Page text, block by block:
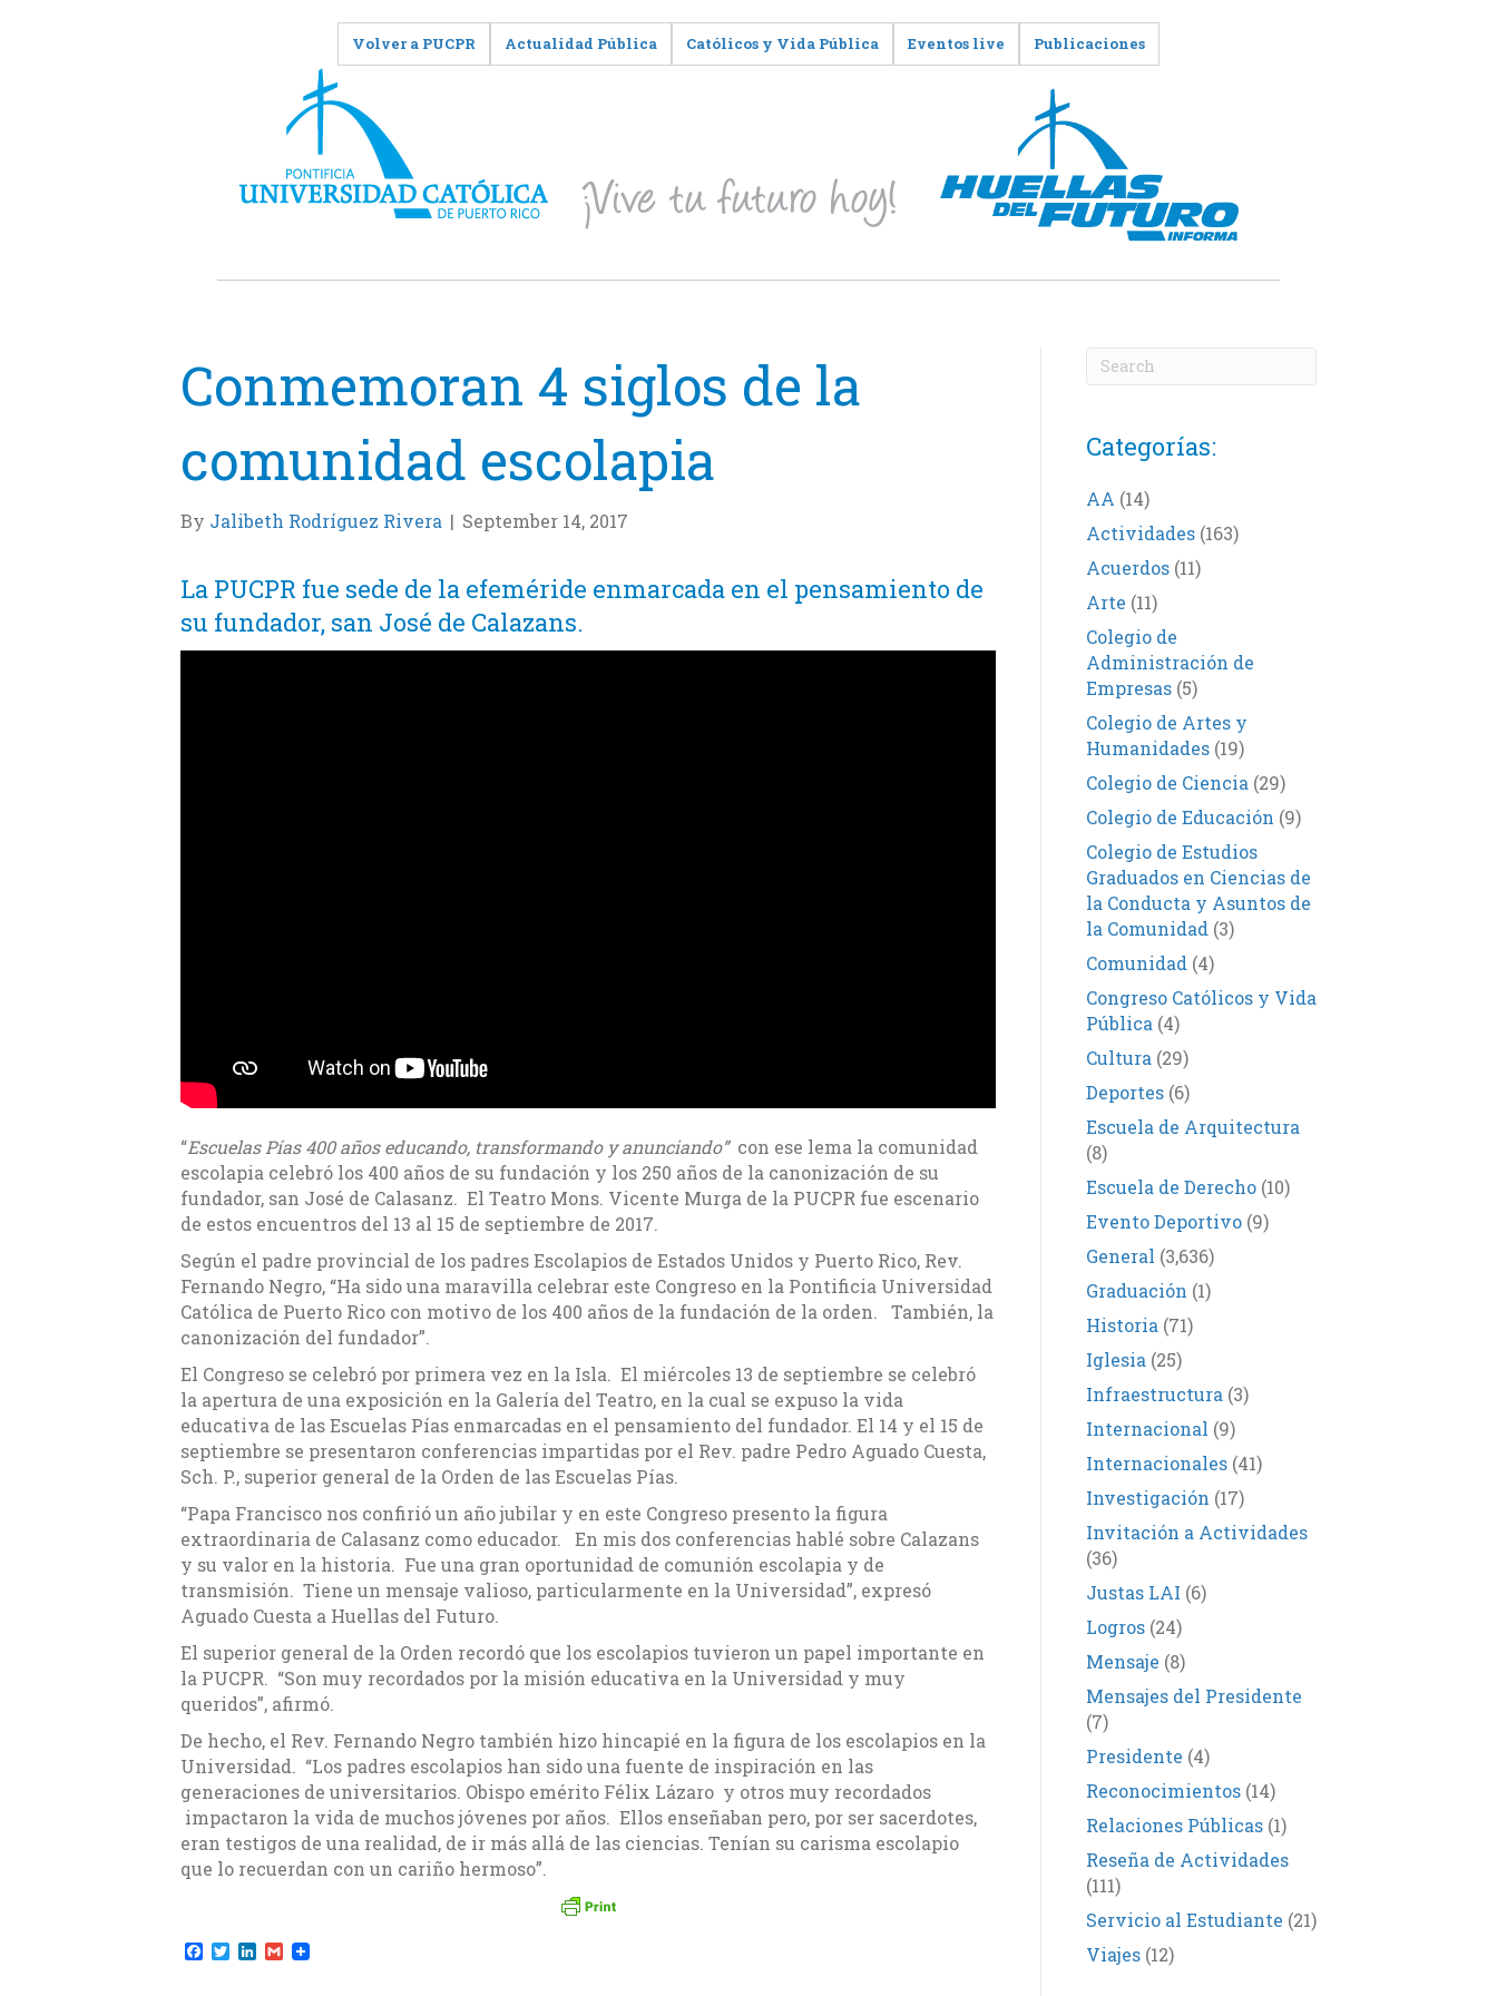
Volver a PUCPR Actualidad Pública Católicos y Vida Pública Eventos live Publicaciones
Conmemoran 4 siglos de la
comunidad escolapia
By Jalibeth Rodríguez Rivera | September 14, 2017
La PUCPR fue sede de la efeméride enmarcada en el pensamiento de
su fundador, san José de Calazans.
“Escuelas Pías 400 años educando, transformando y anunciando” con ese lema la comunidad
escolapia celebró los 400 años de su fundación y los 250 años de la canonización de su
fundador, san José de Calasanz. El Teatro Mons. Vicente Murga de la PUCPR fue escenario
de estos encuentros del 13 al 15 de septiembre de 2017.
Según el padre provincial de los padres Escolapios de Estados Unidos y Puerto Rico, Rev.
Fernando Negro, “Ha sido una maravilla celebrar este Congreso en la Pontificia Universidad
Católica de Puerto Rico con motivo de los 400 años de la fundación de la orden. También, la
canonización del fundador”.
El Congreso se celebró por primera vez en la Isla. El miércoles 13 de septiembre se celebró
la apertura de una exposición en la Galería del Teatro, en la cual se expuso la vida
educativa de las Escuelas Pías enmarcadas en el pensamiento del fundador. El 14 y el 15 de
septiembre se presentaron conferencias impartidas por el Rev. padre Pedro Aguado Cuesta,
Sch. P., superior general de la Orden de las Escuelas Pías.
“Papa Francisco nos confirió un año jubilar y en este Congreso presento la figura
extraordinaria de Calasanz como educador. En mis dos conferencias hablé sobre Calazans
y su valor en la historia. Fue una gran oportunidad de comunión escolapia y de
transmisión. Tiene un mensaje valioso, particularmente en la Universidad”, expresó
Aguado Cuesta a Huellas del Futuro.
El superior general de la Orden recordó que los escolapios tuvieron un papel importante en
la PUCPR. “Son muy recordados por la misión educativa en la Universidad y muy
queridos”, afirmó.
De hecho, el Rev. Fernando Negro también hizo hincapié en la figura de los escolapios en la
Universidad. “Los padres escolapios han sido una fuente de inspiración en las
generaciones de universitarios. Obispo emérito Félix Lázaro y otros muy recordados
impactaron la vida de muchos jóvenes por años. Ellos enseñaban pero, por ser sacerdotes,
eran testigos de una realidad, de ir más allá de las ciencias. Tenían su carisma escolapio
que lo recuerdan con un cariño hermoso”.
F T L G
Categorías:
AA (14)
Actividades(163)
Acuerdos(11)
Arte (11)
Colegio de
Administración de
Empresas(5)
Colegio de Artes y
Humanidades(19)
Colegio de Ciencia (29)
Colegio de Educación (9)
Colegio de Estudios
Graduados en Ciencias de
la Conducta y Asuntos de
la Comunidad (3)
Comunidad (4)
Congreso Católicos y Vida
Pública (4)
Cultura (29)
Deportes(6)
Escuela de Arquitectura
(8)
Escuela de Derecho(10)
Evento Deportivo(9)
General (3,636)
Graduación (1)
Historia (71)
Iglesia (25)
Infraestructura (3)
Internacional (9)
Internacionales(41)
Investigación (17)
Invitación a Actividades
(36)
Justas LAI (6)
Logros(24)
Mensaje (8)
Mensajes del Presidente
(7)
Presidente (4)
Reconocimientos(14)
Relaciones Públicas(1)
Reseña de Actividades
(111)
Servicio al Estudiante (21)
Viajes(12)